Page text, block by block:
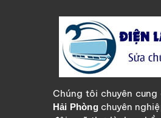
Chúng tôi chuyên
Hải Phòngchuyên